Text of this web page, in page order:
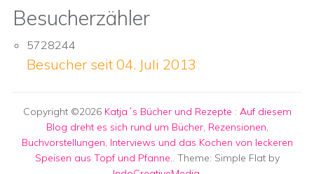
Besucherzähler
5728244
Besucher seit 04. Juli 2013
Copyright ©2026 Katja´s Bücher und Rezepte : Auf diesem
Blog dreht es sich rund um Bücher, Rezensionen,
Buchvorstellungen, Interviews und das Kochen von leckeren
Speisen aus Topf und Pfanne.. Theme: Simple Flat by